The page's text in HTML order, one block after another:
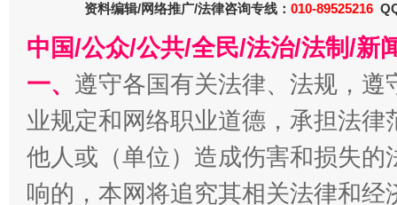
揭批美国五大"原罪" "炒
资料编辑/网络推广/法律咨询专线： 010-89525216
中国/公众/公共/全民/法治/法制/新
一、 遵守各国有关法律、法规，
业规定和网络职业道德，承担法
他人或（单位）造成伤害和损失
响的，本网将追究其相关法律和